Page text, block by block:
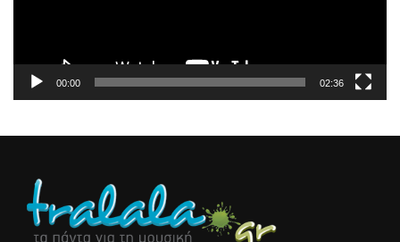
00:00 02:36